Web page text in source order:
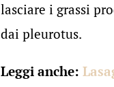
lasciare i grassi
dai pleurotus.
Leggi anche: